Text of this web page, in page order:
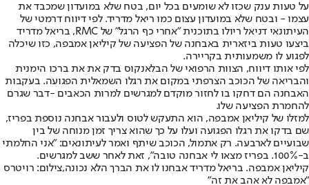
על טעות ענק שכזו לא שומעים בכל יום, בטח שלא במועדון שמכבד את
עצמו - ובטח שלא במועדון עצום כמו ריאל מדריד. לפי דיווח דרמטי של
העיתונאי דניאל ריולו בתוכנית "אחרי כף הרגל" של RMC, בריאל מדריד
ביצעו טעות ביזארית באבחנה של הפציעה של קיליאן אמבפה, כזו שיכלה
לפגוע לו משמעותית בקריירה.
לפי אותו דיווח, הצוות הרפואי של הבלאנקוס בדק את את ברכו הימנית
והבריאה של הכוכב הצרפתי במקום את רגלו השמאלית הפגועה. בעקבות
האבחנה הם דחקו בו לחזור מוקדם למגרשים למרות הכאבים -דבר שגרם
להחמרת הפציעה שלו.
למזלו של קיליאן אמבפה, הוא התעקש לטוס ולעבור אבחנה נוספת בפריז,
שם בדקו את רגלו הפגועה ועלו על כך שהוא צריך זמן מנוחה של בין
שבועיים לארבעה. רק אתמול, הכוכב שיתף ואמר לעיתונאים: "אני החלמתי
ב-100%. בפריז מצאו לי אבחנה טובה", זאת לאחר ששב למגרשים.
קיליאן אמבפה. בריאל מדריד אבחנו לו את הברך הלא נכונה,צילום: רויטרס
"אמבפה לא אהב את זה"